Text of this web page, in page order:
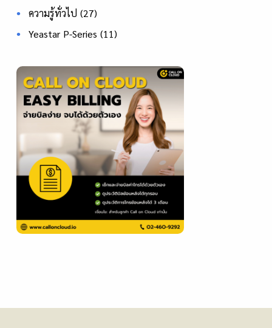
ความรู้ทั่วไป (27)
Yeastar P-Series (11)